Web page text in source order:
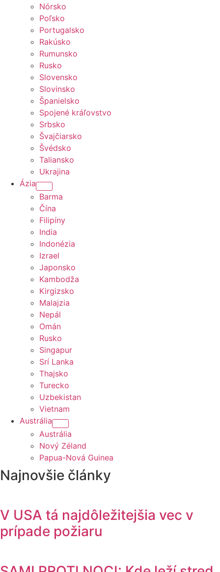
Nórsko
Poľsko
Portugalsko
Rakúsko
Rumunsko
Rusko
Slovensko
Slovinsko
Španielsko
Spojené kráľovstvo
Srbsko
Švajčiarsko
Švédsko
Taliansko
Ukrajina
Ázia
Barma
Čína
Filipíny
India
Indonézia
Izrael
Japonsko
Kambodža
Kirgizsko
Malajzia
Nepál
Omán
Rusko
Singapur
Srí Lanka
Thajsko
Turecko
Uzbekistan
Vietnam
Austrália
Austrália
Nový Zéland
Papua-Nová Guinea
Najnovšie články
V USA tá najdôležitejšia vec v
prípade požiaru